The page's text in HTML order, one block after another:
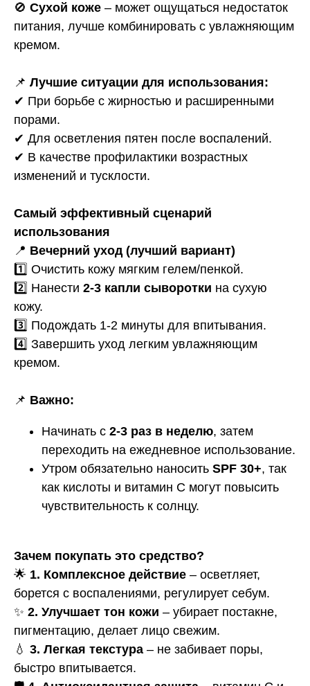
🚫 Сухой коже – может ощущаться недостаток
питания, лучше комбинировать с увлажняющим
кремом.
📌 Лучшие ситуации для использования:
✔ При борьбе с жирностью и расширенными
порами.
✔ Для осветления пятен после воспалений.
✔ В качестве профилактики возрастных
изменений и тусклости.
Самый эффективный сценарий
использования
📍 Вечерний уход (лучший вариант)
1️⃣ Очистить кожу мягким гелем/пенкой.
2️⃣ Нанести 2-3 капли сыворотки на сухую
кожу.
3️⃣ Подождать 1-2 минуты для впитывания.
4️⃣ Завершить уход легким увлажняющим
кремом.
📌 Важно:
Начинать с 2-3 раз в неделю, затем
переходить на ежедневное использование.
Утром обязательно наносить SPF 30+, так
как кислоты и витамин C могут повысить
чувствительность к солнцу.
Зачем покупать это средство?
🌟 1. Комплексное действие – осветляет,
борется с воспалениями, регулирует себум.
✨ 2. Улучшает тон кожи – убирает постакне,
пигментацию, делает лицо свежим.
💧 3. Легкая текстура – не забивает поры,
быстро впитывается.